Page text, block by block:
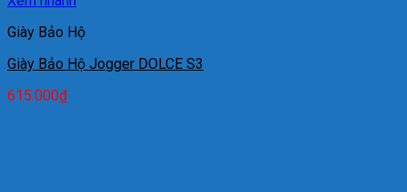
Giày Bảo Hộ
Giày Bảo Hộ Jogger DOLCE S3
615.000₫